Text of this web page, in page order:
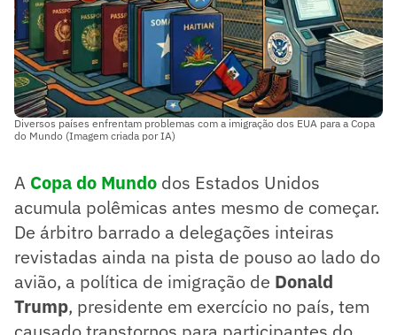
Diversos países enfrentam problemas com a imigração dos EUA para a Copa
do Mundo (Imagem criada por IA)
A Copa do Mundo dos Estados Unidos
acumula polêmicas antes mesmo de começar.
De árbitro barrado a delegações inteiras
revistadas ainda na pista de pouso ao lado do
avião, a política de imigração de Donald
Trump, presidente em exercício no país, tem